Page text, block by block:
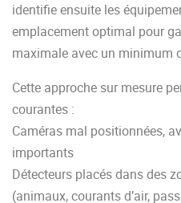
identifie ensuite les
emplacement optimal pour
maximale avec un minimum
Cette approche sur mesure
courantes :
Caméras mal positionnées,
importants
Détecteurs placés dans des
(animaux, courants d’air,